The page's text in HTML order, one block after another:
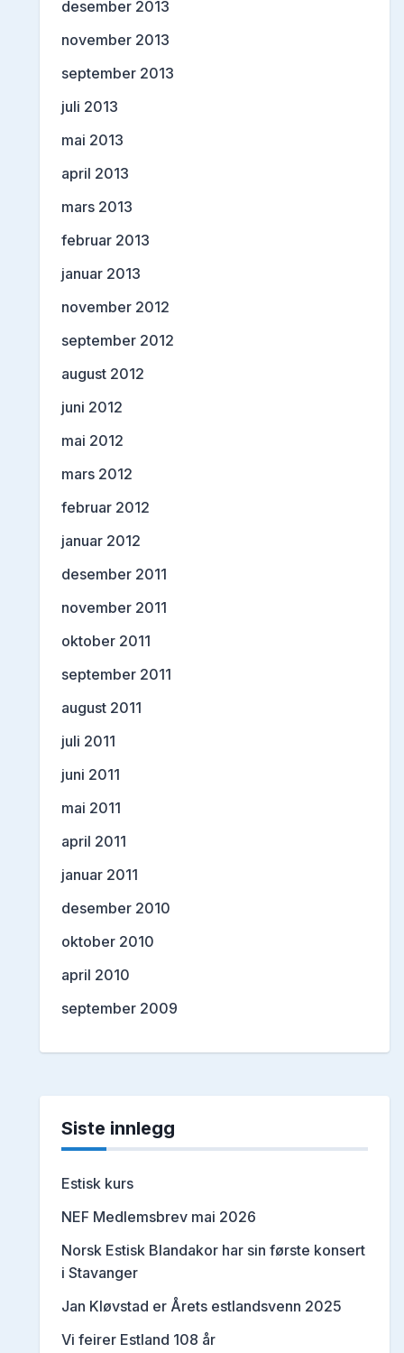
desember 2013
november 2013
september 2013
juli 2013
mai 2013
april 2013
mars 2013
februar 2013
januar 2013
november 2012
september 2012
august 2012
juni 2012
mai 2012
mars 2012
februar 2012
januar 2012
desember 2011
november 2011
oktober 2011
september 2011
august 2011
juli 2011
juni 2011
mai 2011
april 2011
januar 2011
desember 2010
oktober 2010
april 2010
september 2009
Siste innlegg
Estisk kurs
NEF Medlemsbrev mai 2026
Norsk Estisk Blandakor har sin første konsert
i Stavanger
Jan Kløvstad er Årets estlandsvenn 2025
Vi feirer Estland 108 år